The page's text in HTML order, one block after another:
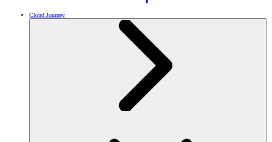
Cloud Journey